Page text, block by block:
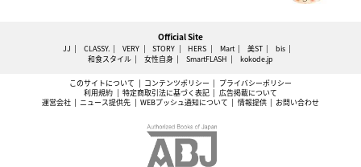
Official Site
JJ CLASSY. VERY STORY HERS Mart 美ST
bis
和食スタイル
女性自身 SmartFLASH kokode.jp
このサイトについて コンテンツポリシー
プライバシーポリシー
利用規約
特定商取引法に基づく表記
広告掲載について
運営会社
ニュース提供先 WEBプッシュ通知について 情報提供 お問い合わせ